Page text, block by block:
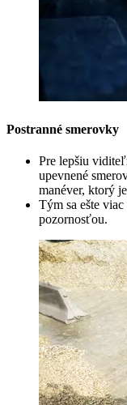
Postranné smerovky
Pre lepšiu
upevnené
manéver, ktorý
Tým sa ešte
pozornosťou.